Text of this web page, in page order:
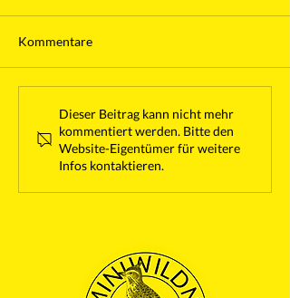
Kommentare
Dieser Beitrag kann nicht mehr
kommentiert werden. Bitte den
Website-Eigentümer für weitere
Infos kontaktieren.